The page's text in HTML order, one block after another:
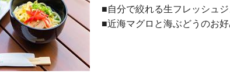
■自分で絞れる生フレッシュジ
■近海マグロと海ぶどうのお